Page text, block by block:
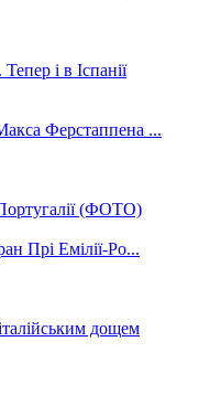
і в Іспанії
(ФОТО)
дощем